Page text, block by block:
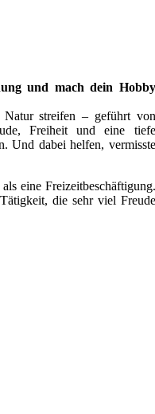
und mach dein Hobby
streifen – geführt von
Freiheit und eine tiefe
Und dabei helfen, vermisste
eine Freizeitbeschäftigung.
die sehr viel Freude